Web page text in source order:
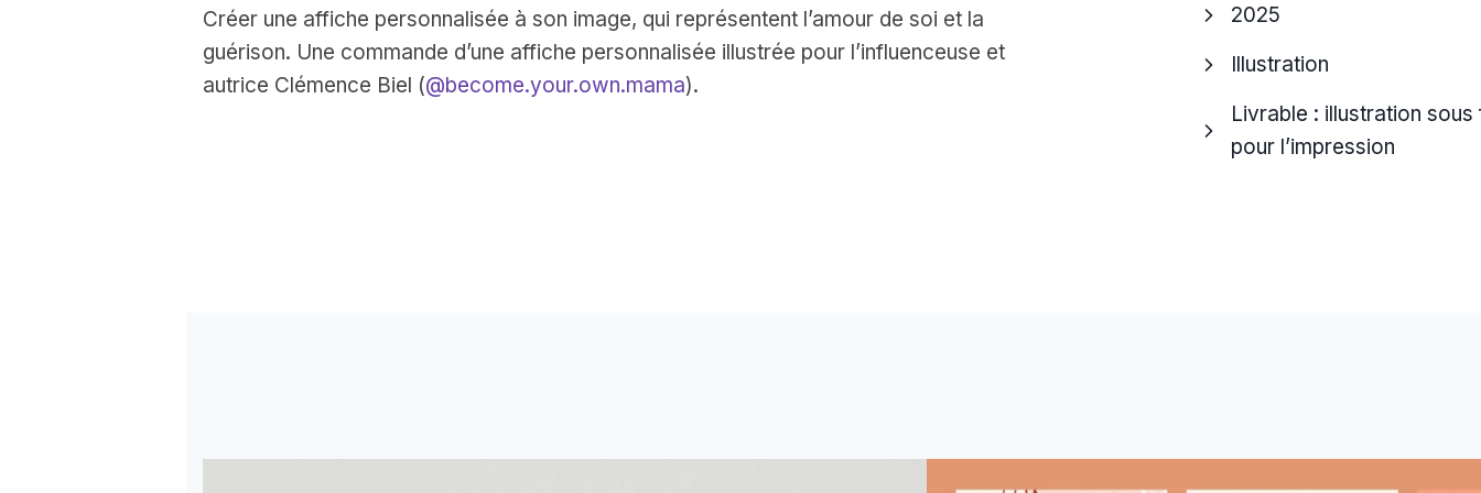
Créer une affiche personnalisée à son image, qui représentent l’amour de soi et la
guérison. Une commande d’une affiche personnalisée illustrée pour l’influenceuse et
autrice Clémence Biel (@become.your.own.mama).
2025
Illustration
Livrable : illustration sous
pour l’impression